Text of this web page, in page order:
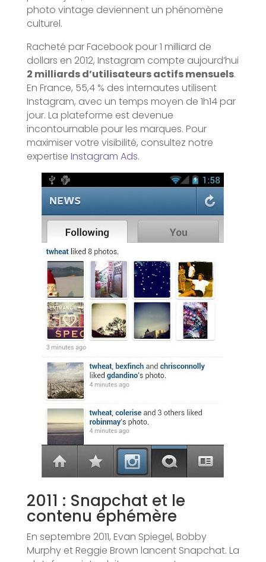
photo vintage deviennent un phénomène
culturel.
Racheté par Facebook pour 1 milliard de
dollars en 2012, Instagram compte aujourd’hui
2 milliards d’utilisateurs actifs mensuels.
En France, 55,4 % des internautes utilisent
Instagram, avec un temps moyen de 1h14 par
jour. La plateforme est devenue
incontournable pour les marques. Pour
maximiser votre visibilité, consultez notre
expertise Instagram Ads.
2011 : Snapchat et le
contenu éphémère
En septembre 2011, Evan Spiegel, Bobby
Murphy et Reggie Brown lancent Snapchat. La